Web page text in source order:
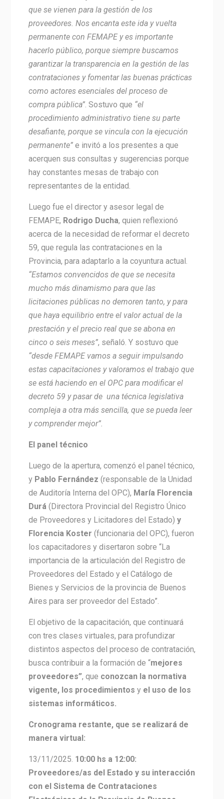
que se vienen para la gestión de los
proveedores. Nos encanta este ida y vuelta
permanente con FEMAPE y es importante
hacerlo público, porque siempre buscamos
garantizar la transparencia en la gestión de las
contrataciones y fomentar las buenas prácticas
como actores esenciales del proceso de
compra pública”. Sostuvo que “el
procedimiento administrativo tiene su parte
desafiante, porque se vincula con la ejecución
permanente” e invitó a los presentes a que
acerquen sus consultas y sugerencias porque
hay constantes mesas de trabajo con
representantes de la entidad.
Luego fue el director y asesor legal de
FEMAPE, Rodrigo Ducha, quien reflexionó
acerca de la necesidad de reformar el decreto
59, que regula las contrataciones en la
Provincia, para adaptarlo a la coyuntura actual.
“Estamos convencidos de que se necesita
mucho más dinamismo para que las
licitaciones públicas no demoren tanto, y para
que haya equilibrio entre el valor actual de la
prestación y el precio real que se abona en
cinco o seis meses”, señaló. Y sostuvo que
“desde FEMAPE vamos a seguir impulsando
estas capacitaciones y valoramos el trabajo que
se está haciendo en el OPC para modificar el
decreto 59 y pasar de una técnica legislativa
compleja a otra más sencilla, que se pueda leer
y comprender mejor”.
El panel técnico
Luego de la apertura, comenzó el panel técnico,
y Pablo Fernández (responsable de la Unidad
de Auditoría Interna del OPC), María Florencia
Durá (Directora Provincial del Registro Único
de Proveedores y Licitadores del Estado) y
Florencia Koster (funcionaria del OPC), fueron
los capacitadores y disertaron sobre “La
importancia de la articulación del Registro de
Proveedores del Estado y el Catálogo de
Bienes y Servicios de la provincia de Buenos
Aires para ser proveedor del Estado”.
El objetivo de la capacitación, que continuará
con tres clases virtuales, para profundizar
distintos aspectos del proceso de contratación,
busca contribuir a la formación de “mejores
proveedores”, que conozcan la normativa
vigente, los procedimientos y el uso de los
sistemas informáticos.
Cronograma restante, que se realizará de
manera virtual:
13/11/2025. 10:00 hs a 12:00:
Proveedores/as del Estado y su interacción
con el Sistema de Contrataciones